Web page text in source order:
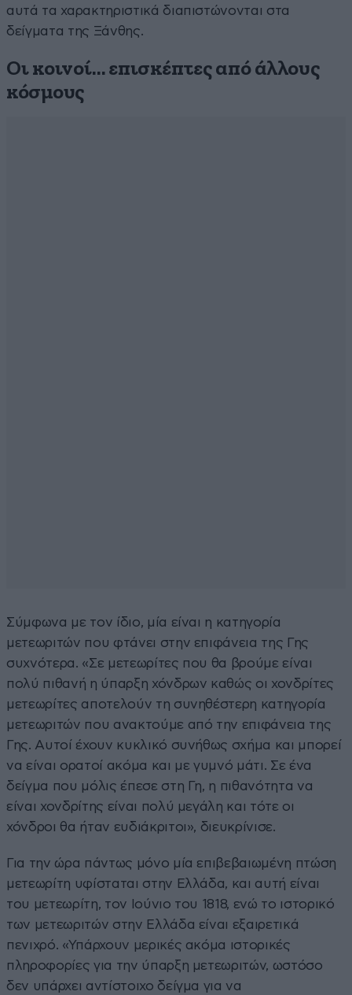
αυτά τα χαρακτηριστικά διαπιστώνονται στα
δείγματα της Ξάνθης.
Οι κοινοί… επισκέπτες από άλλους
κόσμους
Σύμφωνα με τον ίδιο, μία είναι η κατηγορία
μετεωριτών που φτάνει στην επιφάνεια της Γης
συχνότερα. «Σε μετεωρίτες που θα βρούμε είναι
πολύ πιθανή η ύπαρξη χόνδρων καθώς οι χονδρίτες
μετεωρίτες αποτελούν τη συνηθέστερη κατηγορία
μετεωριτών που ανακτούμε από την επιφάνεια της
Γης. Αυτοί έχουν κυκλικό συνήθως σχήμα και μπορεί
να είναι ορατοί ακόμα και με γυμνό μάτι. Σε ένα
δείγμα που μόλις έπεσε στη Γη, η πιθανότητα να
είναι χονδρίτης είναι πολύ μεγάλη και τότε οι
χόνδροι θα ήταν ευδιάκριτοι», διευκρίνισε.
Για την ώρα πάντως μόνο μία επιβεβαιωμένη πτώση
μετεωρίτη υφίσταται στην Ελλάδα, και αυτή είναι
του μετεωρίτη, τον Ιούνιο του 1818, ενώ το ιστορικό
των μετεωριτών στην Ελλάδα είναι εξαιρετικά
πενιχρό. «Υπάρχουν μερικές ακόμα ιστορικές
πληροφορίες για την ύπαρξη μετεωριτών, ωστόσο
δεν υπάρχει αντίστοιχο δείγμα για να